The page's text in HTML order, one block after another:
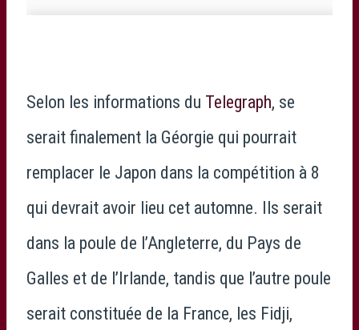
Selon les informations du Telegraph, se
serait finalement la Géorgie qui pourrait
remplacer le Japon dans la compétition à 8
qui devrait avoir lieu cet automne. Ils serait
dans la poule de l’Angleterre, du Pays de
Galles et de l’Irlande, tandis que l’autre poule
serait constituée de la France, les Fidji,